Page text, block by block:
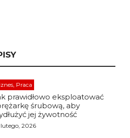
Praca
prawidłowo eksploatować
śrubową, aby
jej żywotność
lutego, 2026